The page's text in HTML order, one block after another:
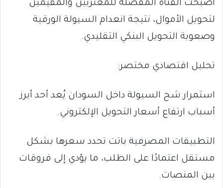
أصبحت القناة المفضلة للمغتربين والمقيمين
لتحويل الأموال، نتيجة انعدام السيولة الورقية
وصعوبة التحويل البنكي التقليدي.
تحليل اقتصادي مختصر:
استمرار شح السيولة داخل السودان يُعد أحد أبرز
أسباب ارتفاع أسعار التحويل الإلكتروني.
التطبيقات المصرفية باتت تحدد سعرها بشكل
مستقل اعتمادًا على الطلب، ما يؤدي إلى فروقات
بين المنصات.